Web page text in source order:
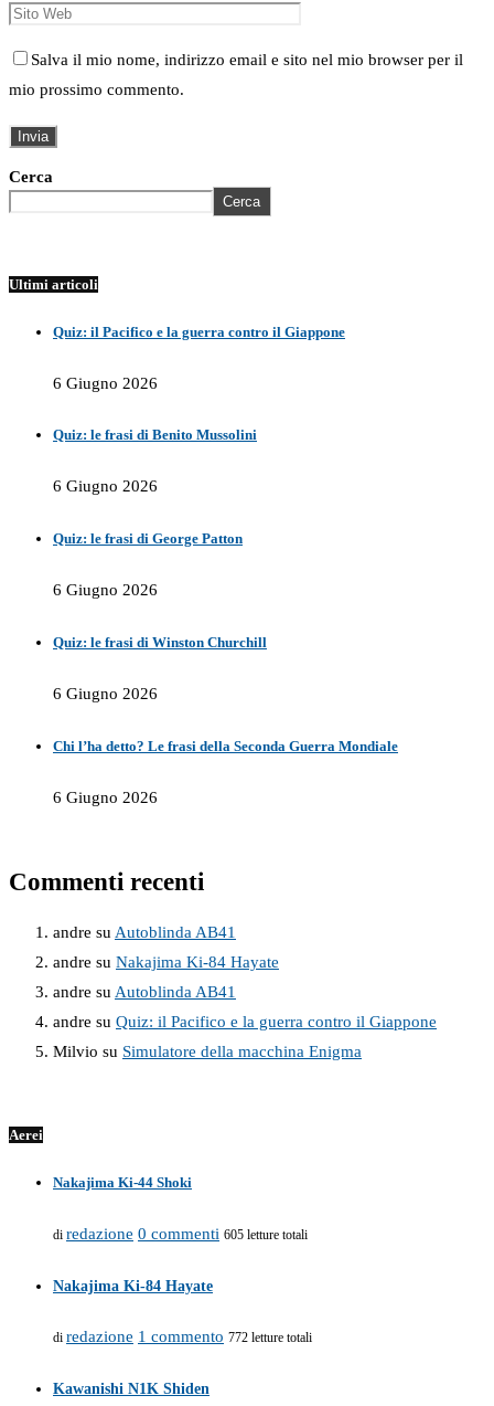
Salva il mio nome, indirizzo email e sito nel mio browser per il
mio prossimo commento.
Cerca
Cerca
Ultimi articoli
Quiz: il Pacifico e la guerra contro il Giappone
6 Giugno 2026
Quiz: le frasi di Benito Mussolini
6 Giugno 2026
Quiz: le frasi di George Patton
6 Giugno 2026
Quiz: le frasi di Winston Churchill
6 Giugno 2026
Chi l’ha detto? Le frasi della Seconda Guerra Mondiale
6 Giugno 2026
Commenti recenti
andre su Autoblinda AB41
andre su Nakajima Ki-84 Hayate
andre su Autoblinda AB41
andre su Quiz: il Pacifico e la guerra contro il Giappone
Milvio su Simulatore della macchina Enigma
Aerei
Nakajima Ki-44 Shoki
di redazione 0 commenti 605 letture totali
Nakajima Ki-84 Hayate
di redazione 1 commento 772 letture totali
Kawanishi N1K Shiden